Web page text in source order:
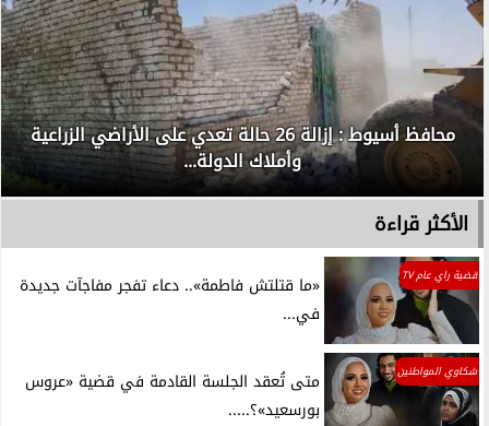
محافظ أسيوط : إزالة 26 حالة تعدي على الأراضي الزراعية
وأملاك الدولة...
الأكثر قراءة
قضية راي عام TV
«ما قتلتش فاطمة».. دعاء تفجر مفاجآت جديدة
في...
شكاوي المواطنين
متى تُعقد الجلسة القادمة في قضية «عروس
بورسعيد»؟.....